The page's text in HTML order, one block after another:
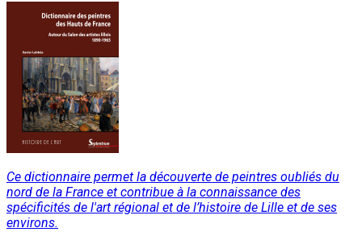
Ce dictionnaire permet la découverte de peintres oubliés du
nord de la France et contribue à la connaissance des
spécificités de l'art régional et de l’histoire de Lille et de ses
environs.